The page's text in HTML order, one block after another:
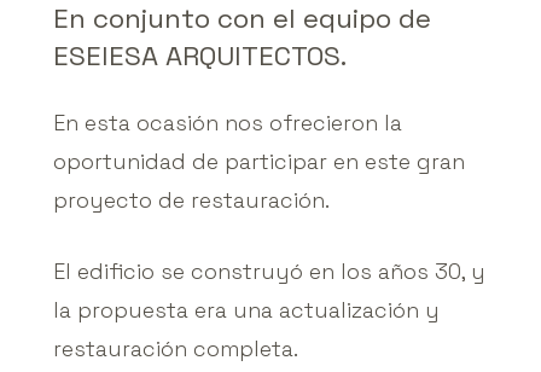
En conjunto con el equipo de
ESEIESA ARQUITECTOS.
En esta ocasión nos ofrecieron la
oportunidad de participar en este gran
proyecto de restauración.
El edificio se construyó en los años 30, y
la propuesta era una actualización y
restauración completa.